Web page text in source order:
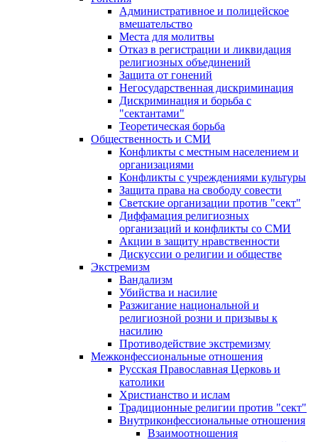
Административное и полицейское
вмешательство
Места для молитвы
Отказ в регистрации и ликвидация
религиозных объединений
Защита от гонений
Негосударственная дискриминация
Дискриминация и борьба с
"сектантами"
Теоретическая борьба
Общественность и СМИ
Конфликты с местным населением и
организациями
Конфликты с учреждениями культуры
Защита права на свободу совести
Светские организации против "сект"
Диффамация религиозных
организаций и конфликты со СМИ
Акции в защиту нравственности
Дискуссии о религии и обществе
Экстремизм
Вандализм
Убийства и насилие
Разжигание национальной и
религиозной розни и призывы к
насилию
Противодействие экстремизму
Межконфессиональные отношения
Русская Православная Церковь и
католики
Христианство и ислам
Традиционные религии против "сект"
Внутриконфессиональные отношения
Взаимоотношения